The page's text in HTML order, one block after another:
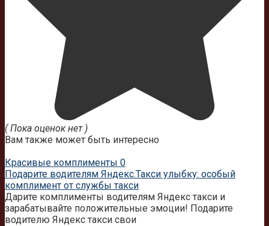
( Пока оценок нет )
Вам также может быть интересно
Красивые комплименты 0
Подарите водителям Яндекс.Такси улыбку: особый
комплимент от службы такси
Дарите комплименты водителям Яндекс такси и
зарабатывайте положительные эмоции! Подарите
водителю Яндекс такси свои